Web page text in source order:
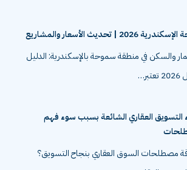
2026 | تحديث الأسعار والمشاريع
والسكن في منطقة سموحة بالإسكندرية: الدليل
التسويق العقاري الشائعة بسبب سوء فهم
مصطلحات السوق العقاري بنجاح التسويق؟